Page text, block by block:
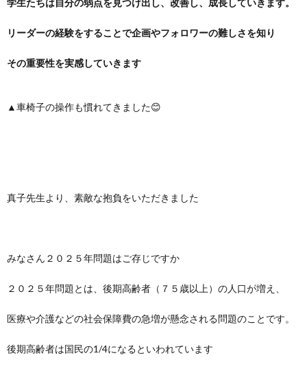
学生たちは自分の弱点を見つけ出し、 改善し、 成長していきます。
リーダーの経験をすることで企画やフォロワーの難しさを知り
その重要性を実感していきます
▲車椅子の操作も慣れてきました😊
真子先生より、素敵な抱負をいただきました
みなさん２０２５年問題はご存じですか
２０２５年問題とは、後期高齢者（７５歳以上）の人口が増え、
医療や介護などの社会保障費の急増が懸念される問題のことです。
後期高齢者は国民の1/4になるといわれています